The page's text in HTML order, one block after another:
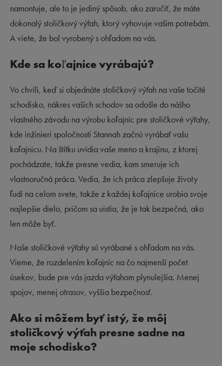
namontuje, ale to je jediný spôsob, ako zaručiť, že máte
dokonalý stoličkový výťah, ktorý vyhovuje vašim potrebám.
A viete, že bol vyrobený s ohľadom na vás.
Kde sa koľajnice vyrábajú?
Vo chvíli, keď si objednáte stoličkový výťah na vaše točité
schodisko, nákres vašich schodov sa odošle do nášho
vlastného závodu na výrobu koľajníc pre stoličkové výťahy,
kde inžinieri spoločnosti Stannah začnú vyrábať vašu
koľajnicu. Na štítku uvidia vaše meno a krajinu, z ktorej
pochádzate, takže presne vedia, kam smeruje ich
vlastnoručná práca. Vedia, že ich práca zlepšuje životy
ľudí na celom svete, takže z každej koľajnice urobia svoje
najlepšie dielo, pričom sa uistia, že je tak bezpečná, ako
len môže byť.
Naše stoličkové výťahy sú vyrábané s ohľadom na vás.
Vieme, že rozdelením koľajníc na čo najmenší počet
úsekov, bude pre vás jazda výťahom plynulejšia. Menej
spojov, menej otrasov, vyššia bezpečnosť.
Ako si môžem byť istý, že môj
stoličkový výťah presne sadne na
moje schodisko?